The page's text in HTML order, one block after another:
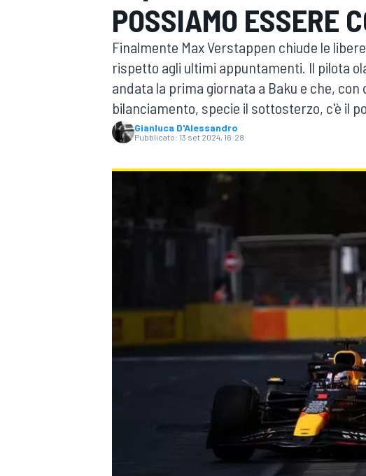
MOTOGP WEC
WRC
POSSIAMO ESSERE
Finalmente Max Verstappen chiude le
rispetto agli ultimi appuntamenti. Il pilota
andata la prima giornata a Baku e che,
bilanciamento, specie il sottosterzo, c'è il
Gianluca D'Alessandro
Pubblicato: 13 set 2024, 16:28